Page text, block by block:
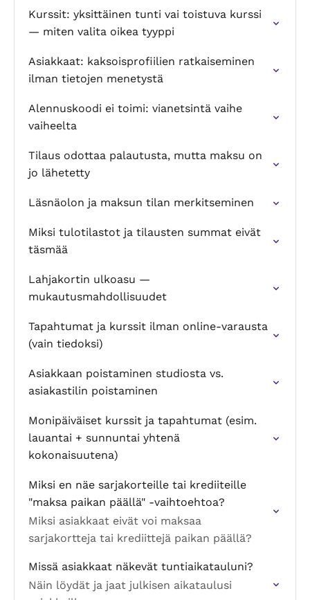
Kurssit: yksittäinen tunti vai toistuva kurssi
— miten valita oikea tyyppi
Asiakkaat: kaksoisprofiilien ratkaiseminen
ilman tietojen menetystä
Alennuskoodi ei toimi: vianetsintä vaihe
vaiheelta
Tilaus odottaa palautusta, mutta maksu on
jo lähetetty
Läsnäolon ja maksun tilan merkitseminen
Miksi tulotilastot ja tilausten summat eivät
täsmää
Lahjakortin ulkoasu —
mukautusmahdollisuudet
Tapahtumat ja kurssit ilman online-varausta
(vain tiedoksi)
Asiakkaan poistaminen studiosta vs.
asiakastilin poistaminen
Monipäiväiset kurssit ja tapahtumat (esim.
lauantai + sunnuntai yhtenä
kokonaisuutena)
Miksi en näe sarjakorteille tai krediiteille
"maksa paikan päällä" -vaihtoehtoa?
Miksi asiakkaat eivät voi maksaa
sarjakortteja tai krediittejä paikan päällä?
Missä asiakkaat näkevät tuntiaikatauluni?
Näin löydät ja jaat julkisen aikataulusi